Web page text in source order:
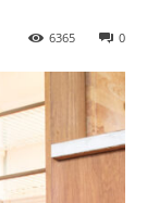
0
6365